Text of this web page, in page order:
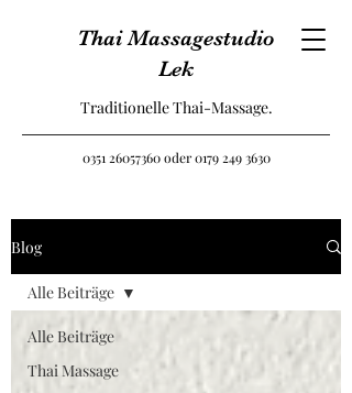
Thai Massagestudio
Lek
Traditionelle Thai-Massage.
0351 26057360oder0179 249 3630
Blog
Alle Beiträge
Thai Massage
Alle Beiträge